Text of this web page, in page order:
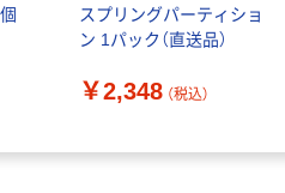
スプリングパーティショ
ン 1パック（直送品）
￥2,348 （税込）